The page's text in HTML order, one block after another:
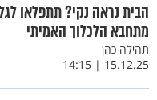
הבית נראה נקי? תתפלאו
מתחבא הלכלוך האמיתי
תהילה כהן
15.12.25 | 14:15